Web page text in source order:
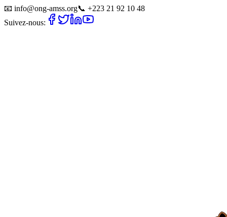
📧 info@ong-amss.org📞 +223 21 92 10 48
Suivez-nous: